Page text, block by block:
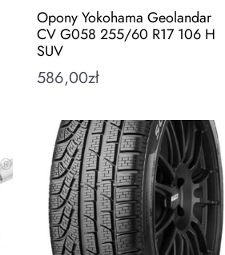
Opony Yokohama Geolandar
CV G058 255/60 R17 106 H
SUV
586,00zł